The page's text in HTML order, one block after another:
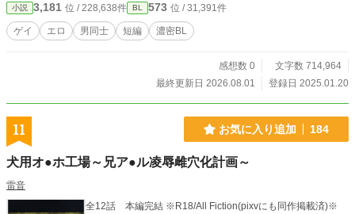
小説 3,181 位 / 228,638件 BL 573 位 / 31,391件
ゲイ エロ 男同士 短編 濃密BL
感想数 0
文字数 714,964
最終更新日 2026.08.01
登録日 2025.01.20
11 お気に入り追加 184
犬用オ●ホ工場～兄ア●ル凌辱雌穴化計画～
雷音
全12話 本編完結 ※R18/All Fiction(pixvにも同作掲載済)※